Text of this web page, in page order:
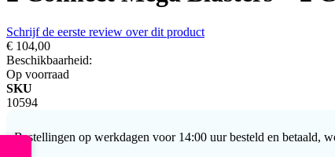
Schrijf de eerste review over dit product
€ 104,00
Beschikbaarheid:
Op voorraad
SKU
10594
Bestellingen op werkdagen voor 14:00 uur besteld en betaald,